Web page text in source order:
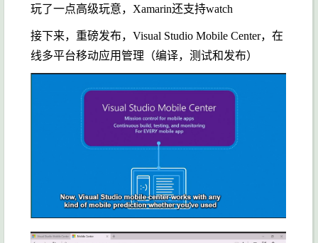
玩了一点高级玩意，Xamarin还支持watch
接下来，重磅发布，Visual Studio Mobile Center，在
线多平台移动应用管理（编译，测试和发布）